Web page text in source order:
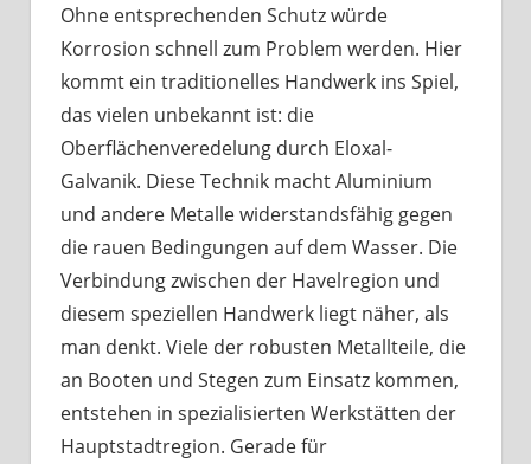
Ohne entsprechenden Schutz würde
Korrosion schnell zum Problem werden. Hier
kommt ein traditionelles Handwerk ins Spiel,
das vielen unbekannt ist: die
Oberflächenveredelung durch Eloxal-
Galvanik. Diese Technik macht Aluminium
und andere Metalle widerstandsfähig gegen
die rauen Bedingungen auf dem Wasser. Die
Verbindung zwischen der Havelregion und
diesem speziellen Handwerk liegt näher, als
man denkt. Viele der robusten Metallteile, die
an Booten und Stegen zum Einsatz kommen,
entstehen in spezialisierten Werkstätten der
Hauptstadtregion. Gerade für